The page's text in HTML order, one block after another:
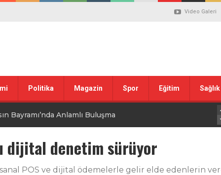
Video Galeri
Politika Magazin Spor Eğitim Sağlık
Bayramı’nda Anlamlı Buluşma
tepkisi
dijital denetim sürüyor
sanal POS ve dijital ödemelerle gelir elde edenlerin